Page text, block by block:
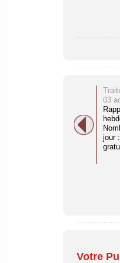
03
jour
Votre